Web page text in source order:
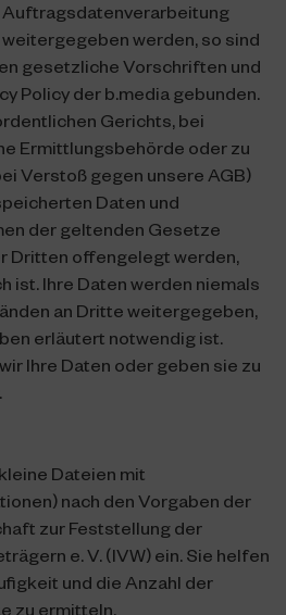
Auftragsdatenverarbeitung
werden, so sind
gesetzliche Vorschriften und
Policy der b.media gebunden.
Gerichts, bei
Ermittlungsbehörde oder zu
Verstoß gegen unsere AGB)
Daten und
der geltenden Gesetze
Dritten offengelegt werden,
ist. Ihre Daten werden niemals
an Dritte weitergegeben,
erläutert notwendig ist.
Ihre Daten oder geben sie zu
Dateien mit
nach den Vorgaben der
zur Feststellung der
e. V. (IVW) ein. Sie helfen
und die Anzahl der